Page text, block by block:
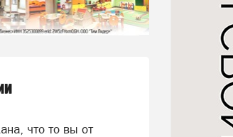
что то вы от